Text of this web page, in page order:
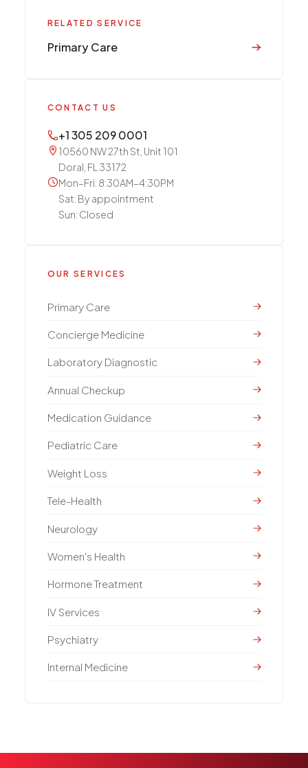
RELATED SERVICE
Primary Care
CONTACT US
+1 305 209 0001
10560 NW 27th St, Unit 101
Doral, FL 33172
Mon–Fri: 8:30AM–4:30PM
Sat: By appointment
Sun: Closed
OUR SERVICES
Primary Care
Concierge Medicine
Laboratory Diagnostic
Annual Checkup
Medication Guidance
Pediatric Care
Weight Loss
Tele-Health
Neurology
Women's Health
Hormone Treatment
IV Services
Psychiatry
Internal Medicine